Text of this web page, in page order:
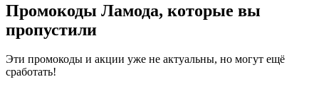
Промокоды Ламода, которые вы
пропустили
Эти промокоды и акции уже не актуальны, но могут ещё
сработать!